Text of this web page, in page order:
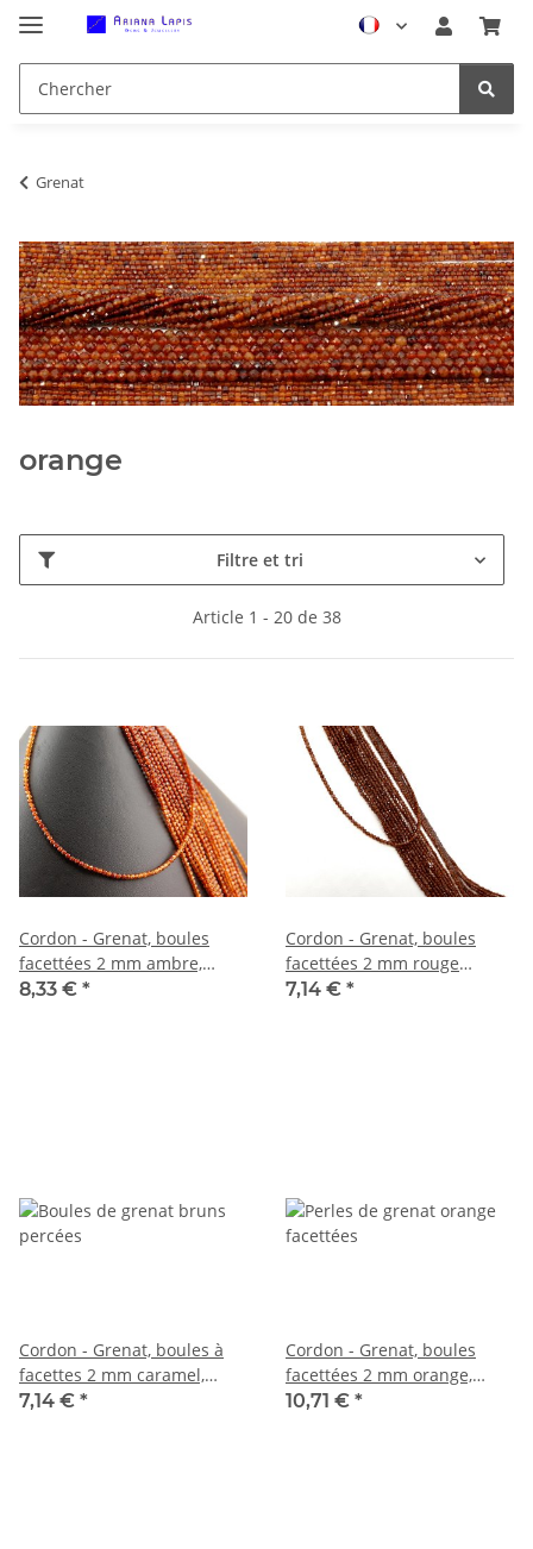
Grenat
orange
Filtre et tri
Article 1 - 20 de 38
Cordon - Grenat, boules
facettées 2 mm ambre,
longueur 38,5 cm /1906
8,33 € *
Cordon - Grenat, boules
facettées 2 mm rouge
ambre, longueur 39 cm
7,14 € *
Cordon - Grenat, boules à
facettes 2 mm caramel,
longueur 39,5 cm /6647
7,14 € *
Cordon - Grenat, boules
facettées 2 mm orange,
longueur 39cm /2891
10,71 € *